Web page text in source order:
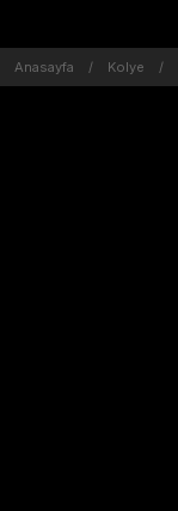
Anasayfa Kolye